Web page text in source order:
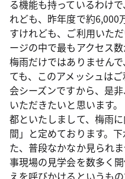
る機能も持っているわけ
れども、昨年度で約6,000
すけれども、ご利用いた
ージの中で最もアクセス数
梅雨だけではありません
ても、このアメッシュは
会シーズンですから、是
いただきたいと思います。
都といたしまして、梅雨
間」と定めております。
た、普段なかなか見られ
事現場の見学会を数多く
えを呼びかけるというも